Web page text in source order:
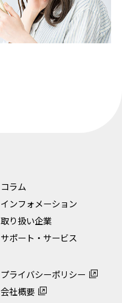
コラム
インフォメーション
取り扱い企業
サポート・サービス
プライバシーポリシー
会社概要